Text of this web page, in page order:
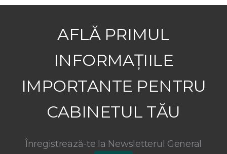
AFLĂ PRIMUL
INFORMAȚIILE
IMPORTANTE PENTRU
CABINETUL TĂU
Înregistrează-te la Newsletterul General